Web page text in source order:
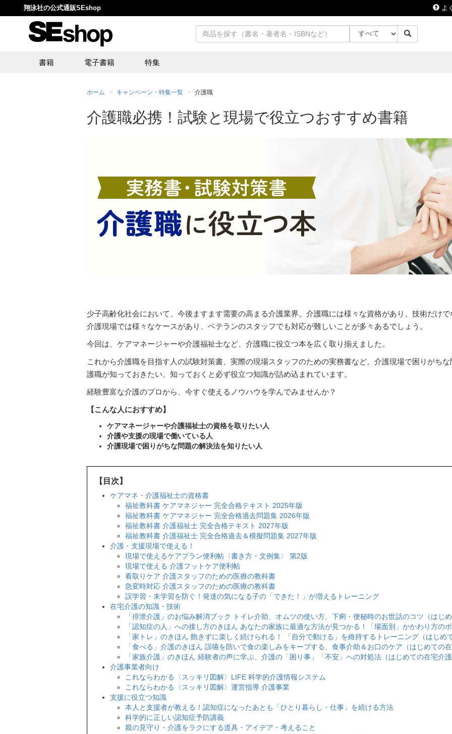
翔泳社の公式通販SEshop よ
書籍 電子書籍 特集
ホーム キャンペーン・特集一覧 介護職
介護職必携！試験と現場で役立つおすすめ書籍
少子高齢化社会において、今後ますます需要の高まる介護業界。介護職には様々な資格があり、技術だけで
介護現場では様々なケースがあり、ベテランのスタッフでも対応が難しいことが多々あるでしょう。
今回は、ケアマネージャーや介護福祉士など、介護職に役立つ本を広く取り揃えました。
これから介護職を目指す人の試験対策書、実際の現場スタッフのための実務書など。介護現場で困りがち
護職が知っておきたい、知っておくと必ず役立つ知識が詰め込まれています。
経験豊富な介護のプロから、今すぐ使えるノウハウを学んでみませんか？
【こんな人におすすめ】
ケアマネージャーや介護福祉士の資格を取りたい人
介護や支援の現場で働いている人
介護現場で困りがちな問題の解決法を知りたい人
【目次】
ケアマネ・介護福祉士の資格書
福祉教科書 ケアマネジャー 完全合格テキスト 2025年版
福祉教科書 ケアマネジャー 完全合格過去問題集 2026年版
福祉教科書 介護福祉士 完全合格テキスト 2027年版
福祉教科書 介護福祉士 完全合格過去＆模擬問題集 2027年版
介護・支援現場で使える！
現場で使えるケアプラン便利帖〈書き方・文例集〉 第2版
現場で使える 介護フットケア便利帖
看取りケア 介護スタッフのための医療の教科書
急変時対応 介護スタッフのための医療の教科書
誤学習・未学習を防ぐ！発達の気になる子の「できた！」が増えるトレーニング
在宅介護の知識・技術
「排泄介護」のお悩み解消ブック トイレ介助、オムツの使い方、下痢・便秘時のお世話のコツ（はじ
「認知症の人」への接し方のきほん あなたの家族に最適な方法が見つかる！「場面別」かかわり方の
「家トレ」のきほん 飽きずに楽しく続けられる！ 「自分で動ける」を維持するトレーニング（はじめ
「食べる」介護のきほん 誤嚥を防いで食の楽しみをキープする、食事介助＆お口のケア（はじめての在
「家族介護」のきほん 経験者の声に学ぶ、介護の「困り事」「不安」への対処法（はじめての在宅介護
介護事業者向け
これならわかる〈スッキリ図解〉LIFE 科学的介護情報システム
これならわかる〈スッキリ図解〉運営指導 介護事業
支援に役立つ知識
本人と支援者が教える！認知症になったあとも「ひとり暮らし・仕事」を続ける方法
科学的に正しい認知症予防講義
親の見守り・介護をラクにする道具・アイデア・考えること